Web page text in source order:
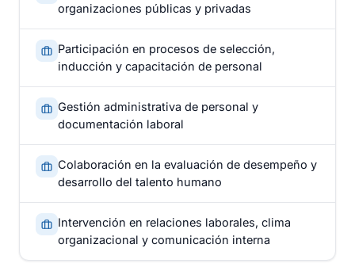
organizaciones públicas y privadas
Participación en procesos de selección,
inducción y capacitación de personal
Gestión administrativa de personal y
documentación laboral
Colaboración en la evaluación de desempeño y
desarrollo del talento humano
Intervención en relaciones laborales, clima
organizacional y comunicación interna